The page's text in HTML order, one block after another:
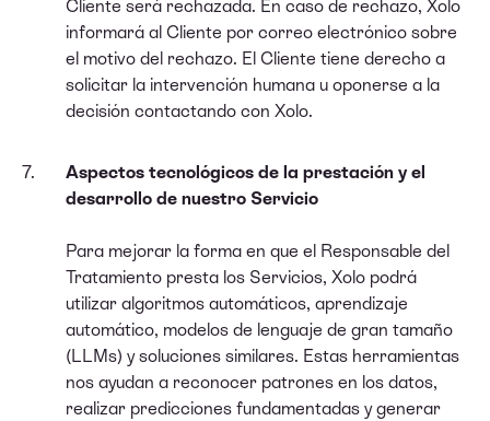
Cliente será rechazada. En caso de rechazo, Xolo
informará al Cliente por correo electrónico sobre
el motivo del rechazo. El Cliente tiene derecho a
solicitar la intervención humana u oponerse a la
decisión contactando con Xolo.
Aspectos tecnológicos de la prestación y el
desarrollo de nuestro Servicio
Para mejorar la forma en que el Responsable del
Tratamiento presta los Servicios, Xolo podrá
utilizar algoritmos automáticos, aprendizaje
automático, modelos de lenguaje de gran tamaño
(LLMs) y soluciones similares. Estas herramientas
nos ayudan a reconocer patrones en los datos,
realizar predicciones fundamentadas y generar